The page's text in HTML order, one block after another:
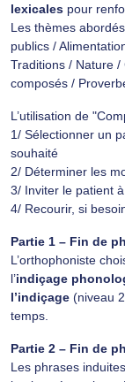
lexicales pour
Les thèmes
publics /
Traditions / Nature
composés /
L’utilisation de
1/ Sélectionner un
souhaité
2/ Déterminer les
3/ Inviter le patient
4/ Recourir, si
Partie 1 – Fin de
L’orthophoniste
l’indiçage
l’indiçage (niveau
temps.
Partie 2 – Fin de
Les phrases